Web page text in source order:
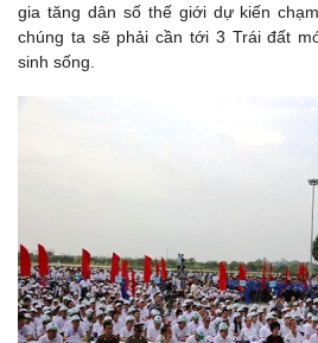
gia tăng dân số thế giới dự kiến
chúng ta sẽ phải cần tới 3 Trái đất
sinh sống.